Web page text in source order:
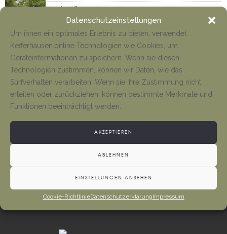
Datenschutzeinstellungen
Um ihnen ein optimales Erlebnis zu bieten, verwendet
Kefferhausen.online Technologien wie Cookies, um
Geräteinformationen zu speichern. Wenn sie diesen
Technologien zustimmen, können wir Daten, wie das
Surfverhalten verarbeiten. Wenn sie ihre Zustimmung nicht
erteilen oder zurückziehen, können bestimmte Merkmale und
Funktionen beeinträchtigt werden.
AKZEPTIEREN
ABLEHNEN
EINSTELLUNGEN ANSEHEN
Cookie-RichtlinieDatenschutzerklärungImpressum
Tino Jäger 1. August 2026
Neueröffnung Gaststätte
Gottesdienste und Vermeldungen
Tino Jäger 1. August 2026